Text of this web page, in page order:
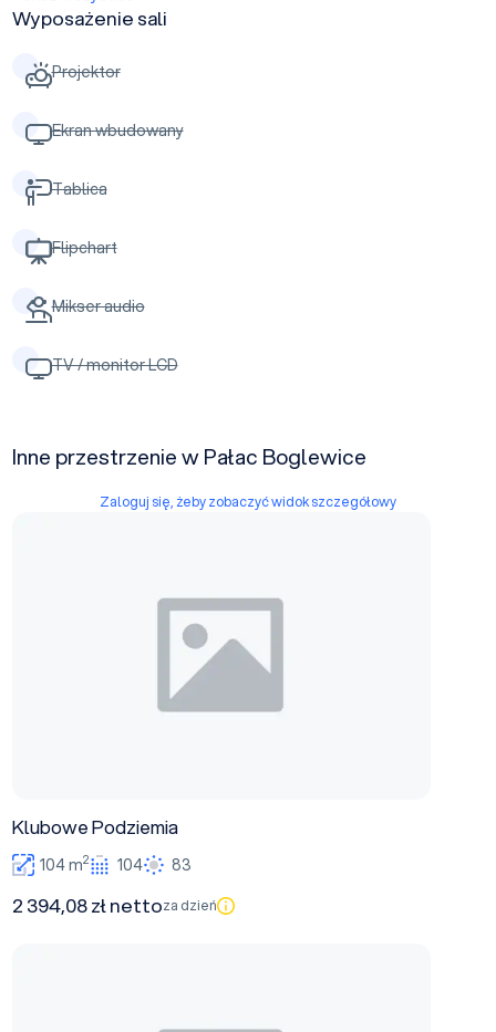
Wyposażenie sali
Projektor
Ekran wbudowany
Tablica
Flipchart
Mikser audio
TV / monitor LCD
Inne przestrzenie w Pałac Boglewice
Zaloguj się, żeby zobaczyć widok szczegółowy
Klubowe Podziemia
104 m2 104 83
2 394,08 zł nettoza dzień